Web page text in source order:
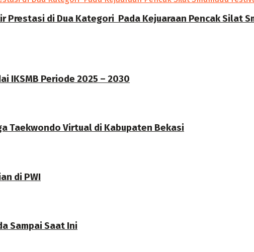
Prestasi di Dua Kategori Pada Kejuaraan Pencak Silat
IKSMB Periode 2025 – 2030
Taekwondo Virtual di Kabupaten Bekasi
di PWI
Sampai Saat Ini